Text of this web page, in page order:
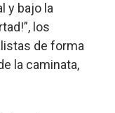
y bajo la
los
de forma
la caminata,